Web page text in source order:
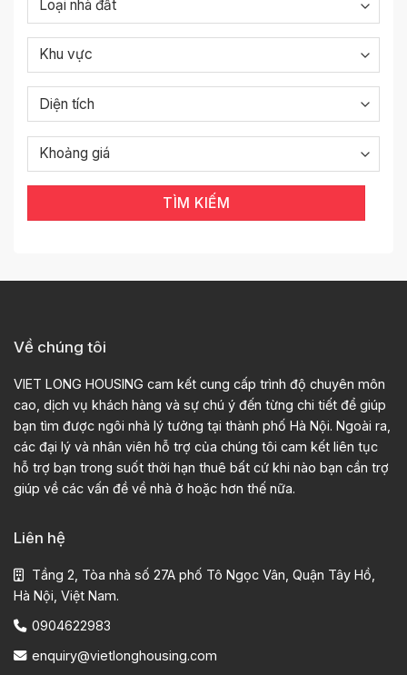
TÌM KIẾM
Về chúng tôi
VIET LONG HOUSING cam kết cung cấp trình độ chuyên môn
cao, dịch vụ khách hàng và sự chú ý đến từng chi tiết để giúp
bạn tìm được ngôi nhà lý tưởng tại thành phố Hà Nội. Ngoài ra,
các đại lý và nhân viên hỗ trợ của chúng tôi cam kết liên tục
hỗ trợ bạn trong suốt thời hạn thuê bất cứ khi nào bạn cần trợ
giúp về các vấn đề về nhà ở hoặc hơn thế nữa.
Liên hệ
Tầng 2, Tòa nhà số 27A phố Tô Ngọc Vân, Quận Tây Hồ,
Hà Nội, Việt Nam.
0904622983
enquiry@vietlonghousing.com